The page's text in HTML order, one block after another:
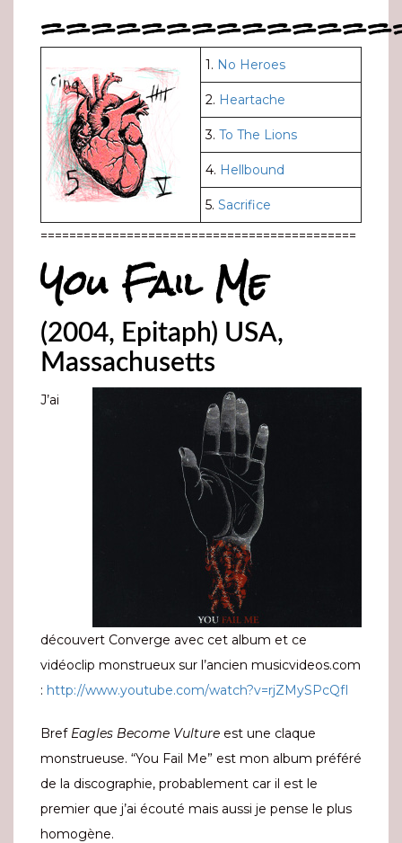
1. No Heroes
2. Heartache
3. To The Lions
4. Hellbound
5. Sacrifice
============================================
You Fail Me
(2004, Epitaph) USA,
Massachusetts
J’ai
découvert Converge avec cet album et ce
vidéoclip monstrueux sur l’ancien musicvideos.com
: http://www.youtube.com/watch?v=rjZMySPcQfI
Bref Eagles Become Vulture est une claque
monstrueuse. “You Fail Me” est mon album préféré
de la discographie, probablement car il est le
premier que j’ai écouté mais aussi je pense le plus
homogène.